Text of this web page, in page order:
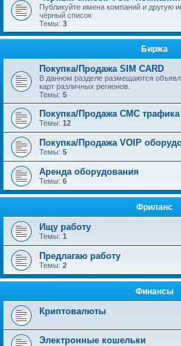
Публикуйте имена компаний и другую
чёрный список
Темы: 3
Биржа
Покупка/Продажа SIM CARD
В данном разделе размещаются
карт различных регионов.
Темы: 5
Покупка/Продажа СМС трафика
Темы: 12
Покупка/Продажа VOIP
Темы: 5
Аренда оборудования
Темы: 6
Фриланс
Ищу работу
Темы: 1
Предлагаю работу
Темы: 2
Финансы
Криптовалюты
Электронные кошельки